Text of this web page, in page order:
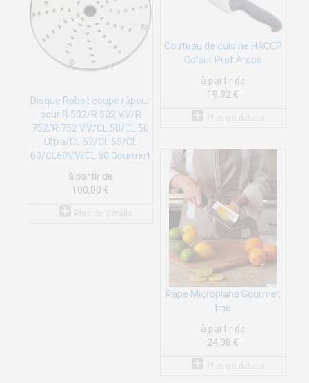
Disque Robot coupe râpeur
pour R 502/R 502 V.V/R
752/R 752 V.V/CL 50/CL 50
Ultra/CL 52/CL 55/CL
60/CL60V.V/CL 50 Gourmet
à partir de
100,00 €
Couteau de cuisine HACCP
Colour Prof Arcos
à partir de
19,92 €
Râpe Microplane Gourmet
fine
à partir de
24,08 €